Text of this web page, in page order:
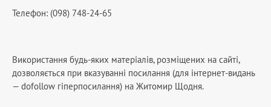
Телефон: (098) 748-24-65
Використання будь-яких матеріалів, розміщених на сайті,
дозволяється при вказуванні посилання (для інтернет-видань
— dofollow гіперпосилання) на Житомир Щодня.